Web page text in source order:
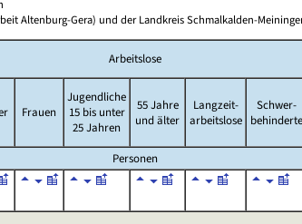
Altenburg-Gera) und der Landkreis Schmalkalden-
Arbeitslose
Frauen
Jugendliche
15 bis unter
25 Jahren
55 Jahre
und älter
Langzeit-
arbeitslose
Schwer-
behinderte
Personen